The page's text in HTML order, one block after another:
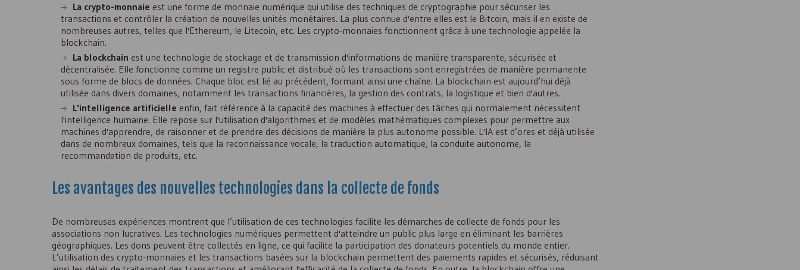
La crypto-monnaie est une forme de monnaie numérique qui utilise des techniques de cryptographie pour sécuriser les
transactions et contrôler la création de nouvelles unités monétaires. La plus connue d'entre elles est le Bitcoin, mais il en existe de
nombreuses autres, telles que l'Ethereum, le Litecoin, etc. Les crypto-monnaies fonctionnent grâce à une technologie appelée la
blockchain.
La blockchain est une technologie de stockage et de transmission d'informations de manière transparente, sécurisée et
décentralisée. Elle fonctionne comme un registre public et distribué où les transactions sont enregistrées de manière permanente
sous forme de blocs de données. Chaque bloc est lié au précédent, formant ainsi une chaîne. La blockchain est aujourd’hui déjà
utilisée dans divers domaines, notamment les transactions financières, la gestion des contrats, la logistique et bien d'autres.
L'intelligence artificielle enfin, fait référence à la capacité des machines à effectuer des tâches qui normalement nécessitent
l'intelligence humaine. Elle repose sur l'utilisation d'algorithmes et de modèles mathématiques complexes pour permettre aux
machines d'apprendre, de raisonner et de prendre des décisions de manière la plus autonome possible. L'IA est d’ores et déjà utilisée
dans de nombreux domaines, tels que la reconnaissance vocale, la traduction automatique, la conduite autonome, la
recommandation de produits, etc.
Les avantages des nouvelles technologies dans la collecte de fonds
De nombreuses expériences montrent que l’utilisation de ces technologies facilite les démarches de collecte de fonds pour les
associations non lucratives. Les technologies numériques permettent d'atteindre un public plus large en éliminant les barrières
géographiques. Les dons peuvent être collectés en ligne, ce qui facilite la participation des donateurs potentiels du monde entier.
L’utilisation des crypto-monnaies et les transactions basées sur la blockchain permettent des paiements rapides et sécurisés, réduisant